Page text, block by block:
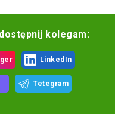
kolegam:
LinkedIn
Tetegram